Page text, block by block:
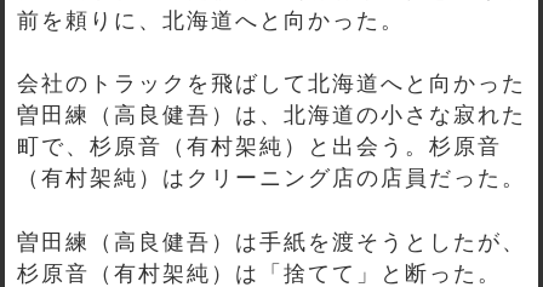
前を頼りに、北海道へと向かった。
会社のトラックを飛ばして北海道へと向かった
曽田練（高良健吾）は、北海道の小さな寂れた
町で、杉原音（有村架純）と出会う。杉原音
（有村架純）はクリーニング店の店員だった。
曽田練（高良健吾）は手紙を渡そうとしたが、
杉原音（有村架純）は「捨てて」と断った。